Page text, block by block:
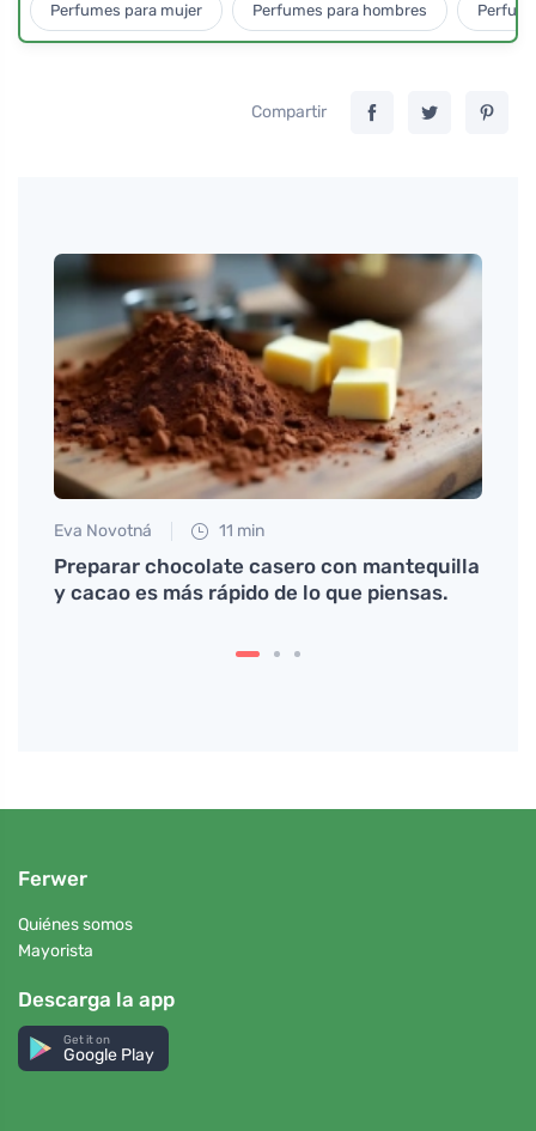
Perfumes para mujer Perfumes para hombres
Compartir
Eva Novotná 11 min
Preparar chocolate casero con mantequilla
y cacao es más rápido de lo que piensas.
Ferwer
Quiénes somos
Mayorista
Descarga la app
Get it on
Google Play